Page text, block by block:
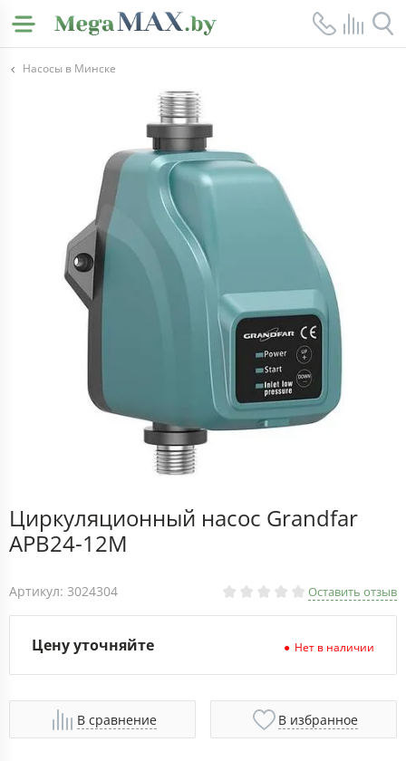
Насосы в Минске
Циркуляционный насос Grandfar
APB24-12M
Артикул: 3024304 Оставить отзыв
Цену уточняйте Нет в наличии
В сравнение В избранное